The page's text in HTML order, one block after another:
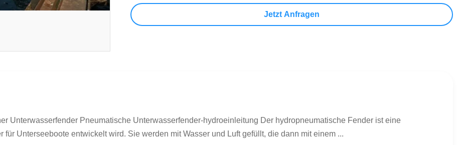
Jetzt Anfragen
Unterwasserfender Pneumatische Unterwasserfender-hydroeinleitung Der hydropneumatische Fender ist eine
Unterseeboote entwickelt wird. Sie werden mit Wasser und Luft gefüllt, die dann mit einem ...